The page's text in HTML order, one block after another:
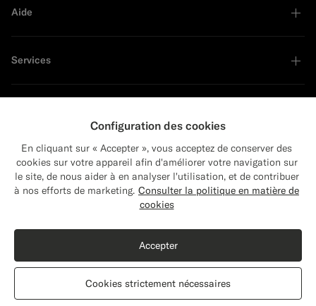
Acheter le look
Cardigan col polo à manches longues bleu marine
Aide
Services
Leader en développement durable Close
Expédition vers : États-Unis ?
Mettez à jour votre adresse pour voir les
pour vous.
États-Unis(USD)
Modifier l'adresse
Configuration des cookies
En cliquant sur « Accepter », vous acceptez de conserver des
cookies sur votre appareil afin d'améliorer votre navigation sur
le site, de nous aider à en analyser l'utilisation, et de contribuer
à nos efforts de marketing. Consulter la politique en matière de
cookies
Cookies strictement nécessaires
Accepter